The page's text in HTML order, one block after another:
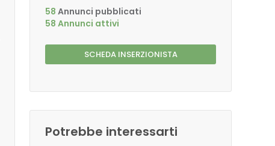
58 Annunci pubblicati
58 Annunci attivi
SCHEDA INSERZIONISTA
Potrebbe interessarti